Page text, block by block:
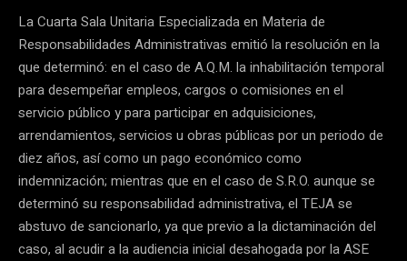
La Cuarta Sala Unitaria Especializada en Materia de
Responsabilidades Administrativas emitió la resolución en la
que determinó: en el caso de A.Q.M. la inhabilitación temporal
para desempeñar empleos, cargos o comisiones en el
servicio público y para participar en adquisiciones,
arrendamientos, servicios u obras públicas por un periodo de
diez años, así como un pago económico como
indemnización; mientras que en el caso de S.R.O. aunque se
determinó su responsabilidad administrativa, el TEJA se
abstuvo de sancionarlo, ya que previo a la dictaminación del
caso, al acudir a la audiencia inicial desahogada por la ASE